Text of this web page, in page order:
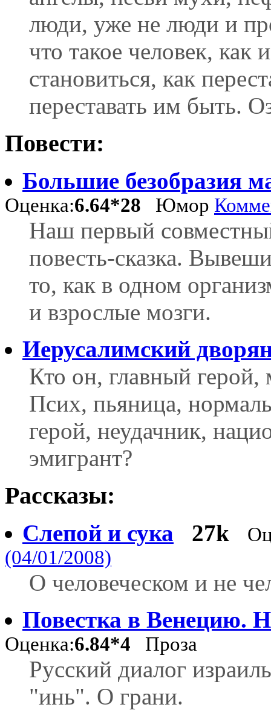
люди, уже не люди и
что такое человек, как
становиться, как
переставать им быть.
Повести:
Большие безобразия
Оценка:6.64*28 Юмор
Наш первый
повесть-сказка.
то, как в одном
и взрослые мозги.
Иерусалимский
Кто он, главный
Псих, пьяница,
герой, неудачник,
эмигрант?
Рассказы:
Слепой и сука 27k
(04/01/2008)
О человеческом и не
Повестка в Венецию.
Оценка:6.84*4 Проза
Русский диалог
"инь". О грани.